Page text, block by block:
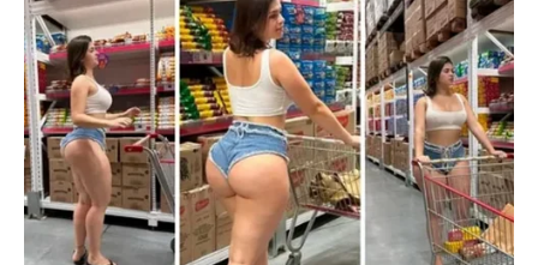
Moguće je novo poznanstvo ili putovanje koje menja
perspektivu.
Vaša želja za kretanjem i osveženjem se ostvaruje.
JARAC – ŽELJA ZA USPEHOM